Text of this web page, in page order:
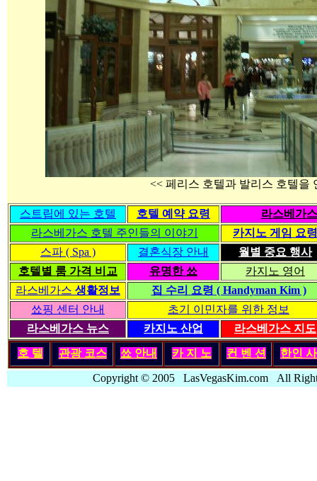
<< 페리스 호텔과 발리스 호텔을
스트립에 있는 호텔 호텔 예약 요령
라스베가
라스베가스 호텔 주인들의 이야기
카지노 게임 요령
스파 ( Spa )
결혼식장 안내
월별 중요 행사
호텔별 룸 가격 비교
유명한 쑈
카지노 영어
라스베가스 생활정보
집 수리 요령 ( Handyman Kim )
쑈핑 센터 안내
초기 이민자를 위한 정보
라스베가스 뉴스
카지노 산업 라스베가스 지도
호 텔 관광 코스 쑈 안내 카 지 노 컨 벤 션 한인
Copyright © 2005 LasVegasKim.com All